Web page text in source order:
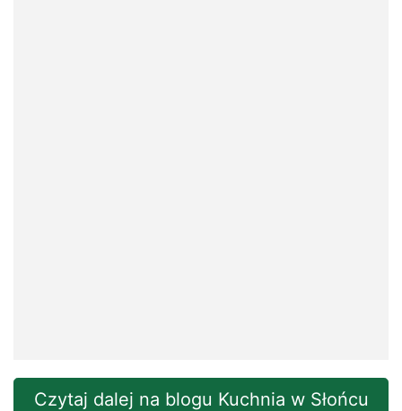
Czytaj dalej na blogu Kuchnia w Słońcu